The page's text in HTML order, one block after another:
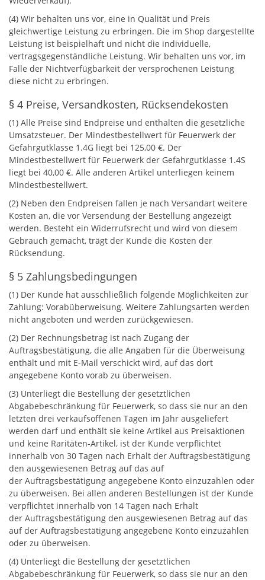
(4) Wir behalten uns vor, eine in Qualität und Preis
gleichwertige Leistung zu erbringen. Die im Shop dargestellte
Leistung ist beispielhaft und nicht die individuelle,
vertragsgegenständliche Leistung. Wir behalten uns vor, im
Falle der Nichtverfügbarkeit der versprochenen Leistung
diese nicht zu erbringen.
§ 4 Preise, Versandkosten, Rücksendekosten
(1) Alle Preise sind Endpreise und enthalten die gesetzliche
Umsatzsteuer. Der Mindestbestellwert für Feuerwerk der
Gefahrgutklasse 1.4G liegt bei 125,00 €. Der
Mindestbestellwert für Feuerwerk der Gefahrgutklasse 1.4S
liegt bei 40,00 €. Alle anderen Artikel unterliegen keinem
Mindestbestellwert.
(2) Neben den Endpreisen fallen je nach Versandart weitere
Kosten an, die vor Versendung der Bestellung angezeigt
werden. Besteht ein Widerrufsrecht und wird von diesem
Gebrauch gemacht, trägt der Kunde die Kosten der
Rücksendung.
§ 5 Zahlungsbedingungen
(1) Der Kunde hat ausschließlich folgende Möglichkeiten zur
Zahlung: Vorabüberweisung. Weitere Zahlungsarten werden
nicht angeboten und werden zurückgewiesen.
(2) Der Rechnungsbetrag ist nach Zugang der
Auftragsbestätigung, die alle Angaben für die Überweisung
enthält und mit E-Mail verschickt wird, auf das dort
angegebene Konto vorab zu überweisen.
(3) Unterliegt die Bestellung der gesetztlichen
Abgabebeschränkung für Feuerwerk, so dass sie nur an den
letzten drei verkaufsoffenen Tagen im Jahr ausgeliefert
werden darf und enthält sie keine Artikel aus Preisaktionen
und keine Raritäten-Artikel, ist der Kunde verpflichtet
innerhalb von 30 Tagen nach Erhalt der Auftragsbestätigung
den ausgewiesenen Betrag auf das auf
der Auftragsbestätigung angegebene Konto einzuzahlen oder
zu überweisen. Bei allen anderen Bestellungen ist der Kunde
verpflichtet innerhalb von 14 Tagen nach Erhalt
der Auftragsbestätigung den ausgewiesenen Betrag auf das
auf der Auftragsbestätigung angegebene Konto einzuzahlen
oder zu überweisen.
(4) Unterliegt die Bestellung der gesetztlichen
Abgabebeschränkung für Feuerwerk, so dass sie nur an den